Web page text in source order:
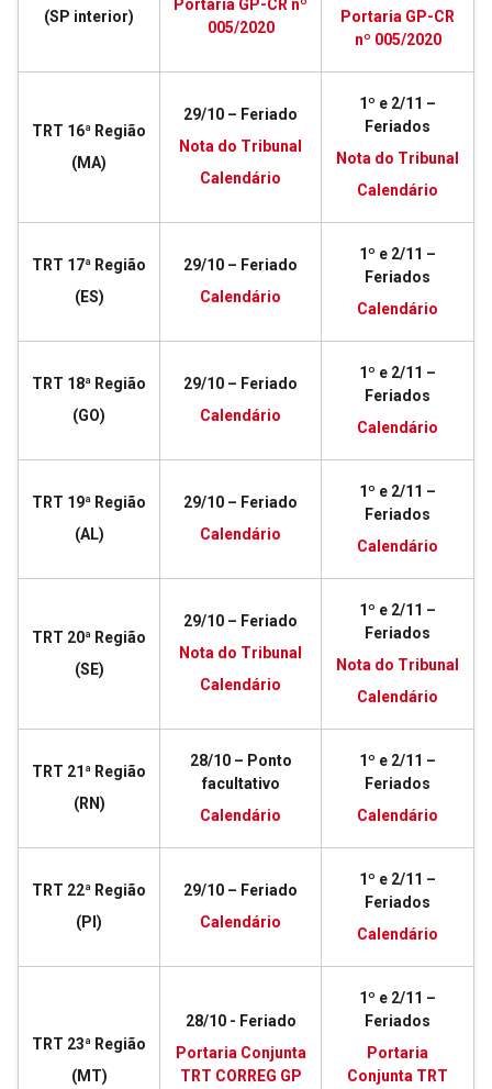
(SP interior)
Portaria GP-CR nº
005/2020
Portaria GP-CR
nº 005/2020
TRT 16ª Região
(MA)
29/10 – Feriado
Nota do Tribunal
Calendário
1º e 2/11 –
Feriados
Nota do Tribunal
Calendário
TRT 17ª Região
(ES)
29/10 – Feriado
Calendário
1º e 2/11 –
Feriados
Calendário
TRT 18ª Região
(GO)
29/10 – Feriado
Calendário
1º e 2/11 –
Feriados
Calendário
TRT 19ª Região
(AL)
29/10 – Feriado
Calendário
1º e 2/11 –
Feriados
Calendário
TRT 20ª Região
(SE)
29/10 – Feriado
Nota do Tribunal
Calendário
1º e 2/11 –
Feriados
Nota do Tribunal
Calendário
TRT 21ª Região
(RN)
28/10 – Ponto
facultativo
Calendário
1º e 2/11 –
Feriados
Calendário
TRT 22ª Região
(PI)
29/10 – Feriado
Calendário
1º e 2/11 –
Feriados
Calendário
TRT 23ª Região
(MT)
28/10 - Feriado
Portaria Conjunta
TRT CORREG GP
1º e 2/11 –
Feriados
Portaria
Conjunta TRT